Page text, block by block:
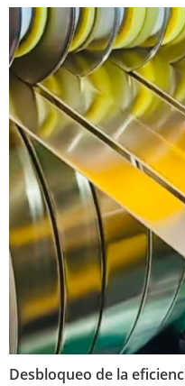
Desbloqueo de la